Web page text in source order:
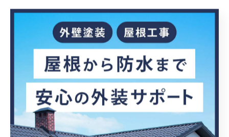
実際の失敗例として、10年点検を怠ったことで構造部の
劣化が進行し、修繕費が数倍に膨らんだ事例もありま
す。逆に、定期的な点検と記録を徹底していたことで、
迅速な修理や資産価値の維持に成功した家庭も多く見ら
点検を怠ると千葉県で起こるリスクと